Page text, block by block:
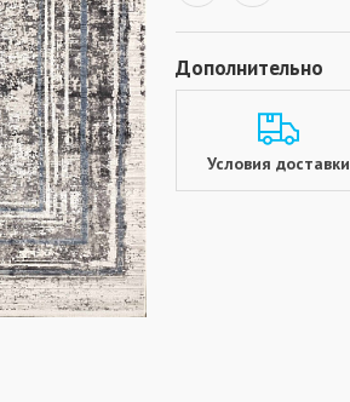
Дополнительно
Условия доставки